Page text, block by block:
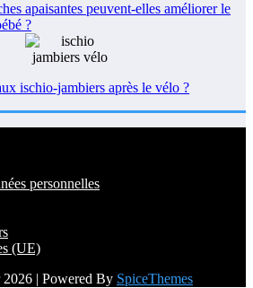
apaisantes peuvent-elles améliorer le
?
ischio-jambiers après le vélo ?
personnelles
(UE)
| Powered By SpiceThemes